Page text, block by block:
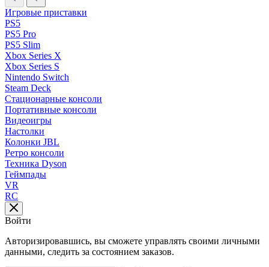
Игровые приставки
PS5
PS5 Pro
PS5 Slim
Xbox Series X
Xbox Series S
Nintendo Switch
Steam Deck
Стационарные консоли
Портативные консоли
Видеоигры
Настолки
Колонки JBL
Ретро консоли
Техника Dyson
Геймпады
VR
RC
Войти
Авторизировавшись, вы сможете управлять своими личными
данными, следить за состоянием заказов.